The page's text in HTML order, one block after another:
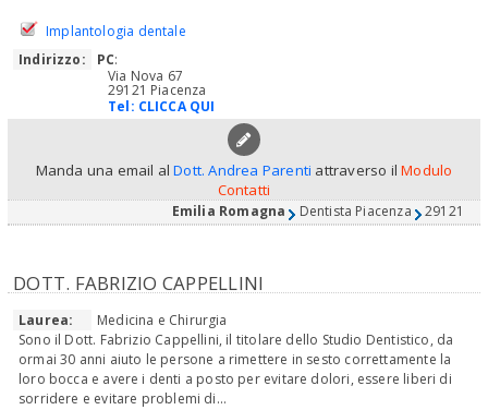
Implantologia dentale
Indirizzo:
PC:
Via Nova 67
29121 Piacenza
Tel: CLICCA QUI
Manda una email alDott. Andrea Parenti attraverso ilModulo
Contatti
Emilia Romagna Dentista Piacenza 29121
DOTT. FABRIZIO CAPPELLINI
Laurea:
Medicina e Chirurgia
Sono il Dott. Fabrizio Cappellini, il titolare dello Studio Dentistico, da
ormai 30 anni aiuto le persone a rimettere in sesto correttamente la
loro bocca e avere i denti a posto per evitare dolori, essere liberi di
sorridere e evitare problemi di...